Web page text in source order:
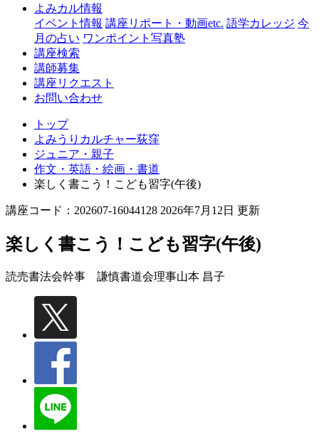
よみカル情報
イベント情報 講座リポート・動画etc. 語学カレッジ 今
月の占い ワンポイント写真塾
講座検索
講師募集
講座リクエスト
お問い合わせ
トップ
よみうりカルチャー荻窪
ジュニア・親子
作文・英語・絵画・書道
楽しく書こう！こども習字(午後)
講座コード：202607-16044128 2026年7月12日 更新
楽しく書こう！こども習字(午後)
読売書法会幹事 謙慎書道会理事山本 昌子